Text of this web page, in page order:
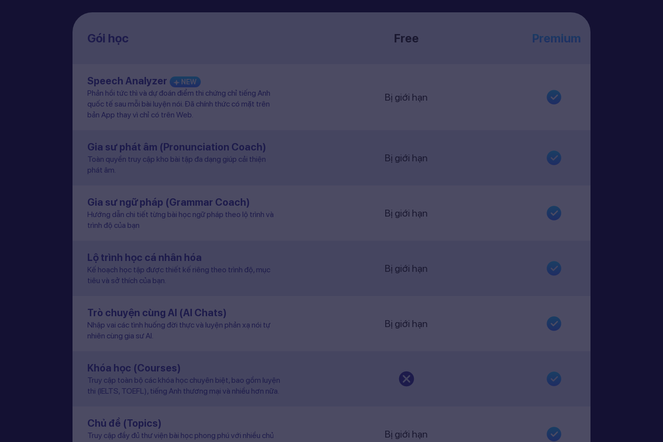
Gói học Free Premium
Speech Analyzer NEW
Phản hồi tức thì và dự đoán điểm thi chứng chỉ tiếng Anh
quốc tế sau mỗi bài luyện nói. Đã chính thức có mặt trên
bản App thay vì chỉ có trên Web.
Bị giới hạn
Gia sư phát âm (Pronunciation Coach)
Toàn quyền truy cập kho bài tập đa dạng giúp cải thiện
phát âm.
Bị giới hạn
Gia sư ngữ pháp (Grammar Coach)
Hướng dẫn chi tiết từng bài học ngữ pháp theo lộ trình và
trình độ của bạn
Bị giới hạn
Lộ trình học cá nhân hóa
Kế hoạch học tập được thiết kế riêng theo trình độ, mục
tiêu và sở thích của bạn.
Bị giới hạn
Trò chuyện cùng AI (AI Chats)
Nhập vai các tình huống đời thực và luyện phản xạ nói tự
nhiên cùng gia sư AI.
Bị giới hạn
Khóa học (Courses)
Truy cập toàn bộ các khóa học chuyên biệt, bao gồm luyện
thi (IELTS, TOEFL), tiếng Anh thương mại và nhiều hơn nữa.
Chủ đề (Topics)
Truy cập đầy đủ thư viện bài học phong phú với nhiều chủ
Bị giới hạn